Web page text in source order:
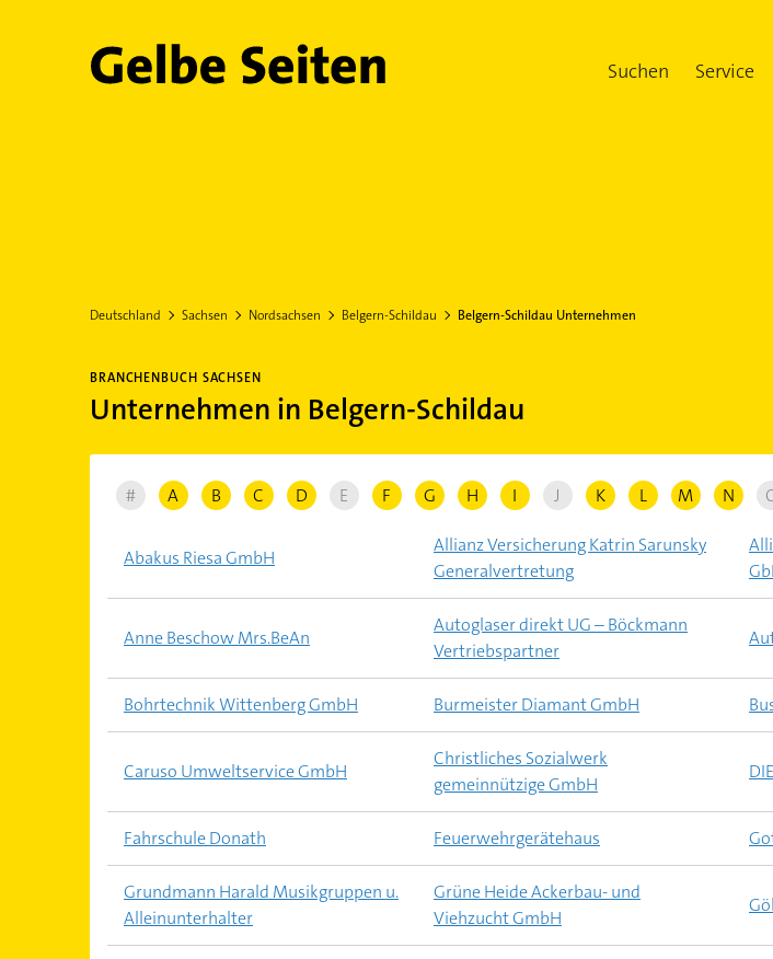
Gelbe Seiten Suchen Service
Deutschland Sachsen Nordsachsen Belgern-Schildau Belgern-Schildau Unternehmen
BRANCHENBUCH SACHSEN
Unternehmen in Belgern-Schildau
# A B C D E F G H I J K L M N
Abakus Riesa GmbH
Allianz Versicherung Katrin Sarunsky
Generalvertretung
Anne Beschow Mrs.BeAn
Autoglaser direkt UG – Böckmann
Vertriebspartner
Bohrtechnik Wittenberg GmbH Burmeister Diamant GmbH
Caruso Umweltservice GmbH
Christliches Sozialwerk
gemeinnützige GmbH
Fahrschule Donath Feuerwehrgerätehaus
Grundmann Harald Musikgruppen u.
Alleinunterhalter
Grüne Heide Ackerbau- und
Viehzucht GmbH